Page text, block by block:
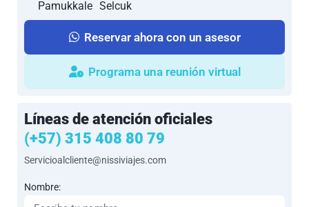
Pamukkale Selcuk
Reservar ahora con un asesor
Programa una reunión virtual
Líneas de atención oficiales
(+57) 315 408 80 79
Servicioalcliente@nissiviajes.com
Nombre: